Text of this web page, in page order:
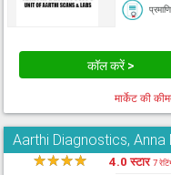
कॉल करें >
मार्केट की
Aarthi Diagnostics, Anna
★★★★ 4.0 स्टार7